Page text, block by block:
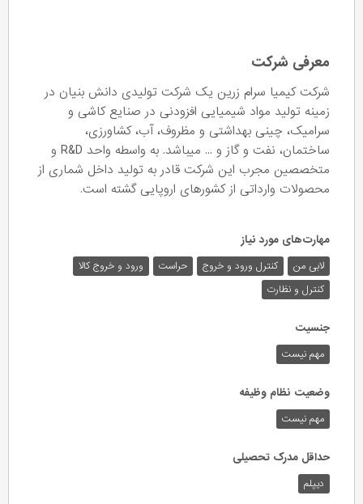
معرفی شرکت
شرکت کیمیا سرام زرین یک شرکت تولیدی دانش بنیان در
زمینه تولید مواد شیمیایی افزودنی در صنایع کاشی و
سرامیک، چینی بهداشتی و مظروف، آب، کشاورزی،
ساختمان، نفت و گاز و ... میباشد. به واسطه واحد R&D و
متخصصین مجرب این شرکت قادر به تولید داخل شماری از
محصولات وارداتی از کشورهای اروپایی گشته است.
مهارت‌های مورد نیاز
لابی من کنترل ورود و خروج حراست
ورود و خروج کالا
کنترل و نظارت
جنسیت
مهم نیست
وضعیت نظام وظیفه
مهم‌ نیست
حداقل مدرک تحصیلی
دیپلم